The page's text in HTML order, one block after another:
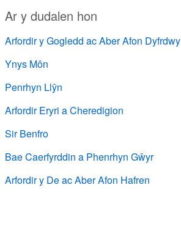
Ar y dudalen hon
Arfordir y Gogledd ac Aber Afon Dyfrdwy
Ynys Môn
Penrhyn Llŷn
Arfordir Eryri a Cheredigion
Sir Benfro
Bae Caerfyrddin a Phenrhyn Gŵyr
Arfordir y De ac Aber Afon Hafren